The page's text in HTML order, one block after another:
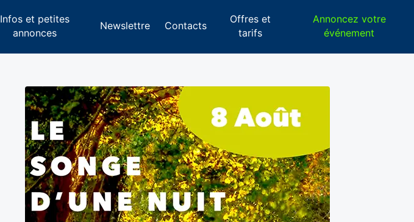
Infos et petites
annonces
Newslettre Contacts
Offres et
tarifs
Annoncez votre
événement